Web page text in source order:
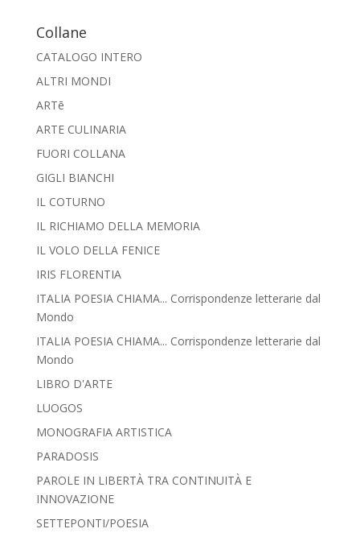
Collane
CATALOGO INTERO
ALTRI MONDI
ARTē
ARTE CULINARIA
FUORI COLLANA
GIGLI BIANCHI
IL COTURNO
IL RICHIAMO DELLA MEMORIA
IL VOLO DELLA FENICE
IRIS FLORENTIA
ITALIA POESIA CHIAMA... Corrispondenze letterarie dal
Mondo
ITALIA POESIA CHIAMA... Corrispondenze letterarie dal
Mondo
LIBRO D'ARTE
LUOGOS
MONOGRAFIA ARTISTICA
PARADOSIS
PAROLE IN LIBERTÀ TRA CONTINUITÀ E
INNOVAZIONE
SETTEPONTI/POESIA